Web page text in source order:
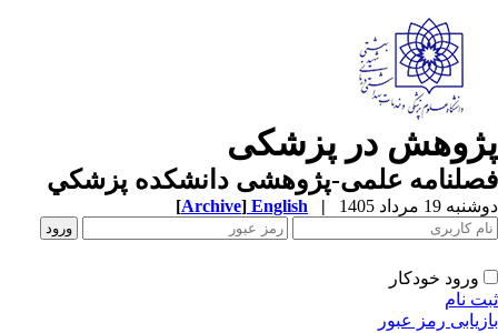
در پزشکی
علمی-پژوهشی دانشکده پزشکي
19 مرداد 1405 |
English
[Archive]
ورود خودکار
نام
رمز عبور